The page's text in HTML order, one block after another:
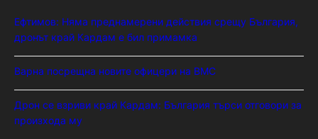
Ефтимов: Няма преднамерени действия срещу България,
дронът край Кардам е бил примамка
Варна посрещна новите офицери на ВМС
Дрон се взриви край Кардам: България търси отговори за
произхода му